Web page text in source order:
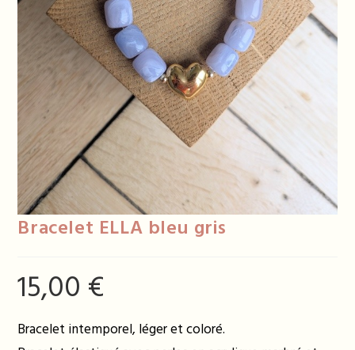
Bracelet ELLA bleu gris
15,00 €
Bracelet intemporel, léger et coloré.